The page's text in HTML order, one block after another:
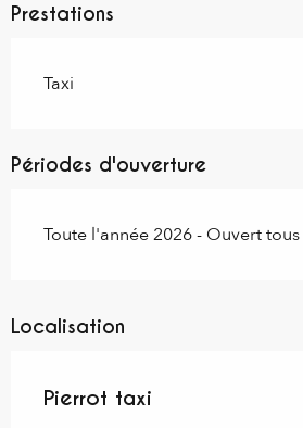
Prestations
Taxi
Périodes d'ouverture
Toute l'année 2026 - Ouvert
Localisation
Pierrot taxi